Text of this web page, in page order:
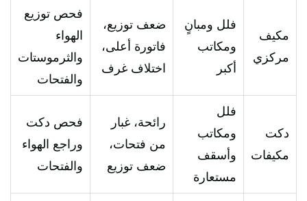
مكيف
مركزي
فلل ومبانٍ
ومكاتب
أكبر
ضعف توزيع،
فاتورة أعلى،
اختلاف غرف
فحص توزيع
الهواء
والثرموستات
والفتحات
دكت
مكيفات
فلل
ومكاتب
وأسقف
مستعارة
رائحة، غبار
من فتحات،
ضعف توزيع
فحص دكت
وراجع الهواء
والفتحات